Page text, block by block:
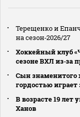
Терещенко и
на сезон‑2026/27
Хоккейный клуб
сезоне ВХЛ из‑за
Сын знаменитого
гордостью
В возрасте 19 лет
Ханов